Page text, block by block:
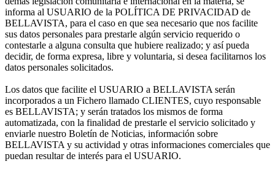
informa al USUARIO de la POLÍTICA DE PRIVACIDAD de
BELLAVISTA, para el caso en que sea necesario que nos facilite
sus datos personales para prestarle algún servicio requerido o
contestarle a alguna consulta que hubiere realizado; y así pueda
decidir, de forma expresa, libre y voluntaria, si desea facilitarnos los
datos personales solicitados.
Los datos que facilite el USUARIO a BELLAVISTA serán
incorporados a un Fichero llamado CLIENTES, cuyo responsable
es BELLAVISTA; y serán tratados los mismos de forma
automatizada, con la finalidad de prestarle el servicio solicitado y
enviarle nuestro Boletín de Noticias, información sobre
BELLAVISTA y su actividad y otras informaciones comerciales que
puedan resultar de interés para el USUARIO.